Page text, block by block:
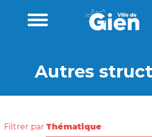
Autres
Filtrer par